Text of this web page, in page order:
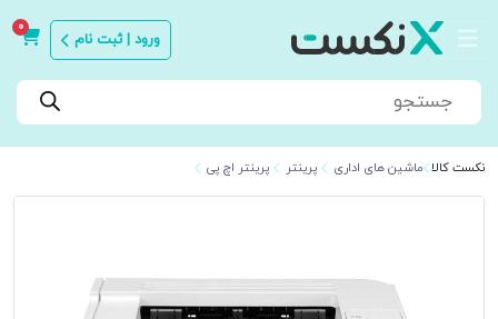
ورود | ثبت نام
0
Products
search
نکست کالا ماشین های اداری پرینتر پرینتر اچ پی